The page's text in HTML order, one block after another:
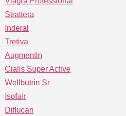
Strattera
Inderal
Tretiva
Augmentin
Cialis Super Active
Wellbutrin Sr
Isofair
Diflucan